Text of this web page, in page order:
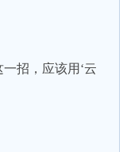
招，应该用‘云